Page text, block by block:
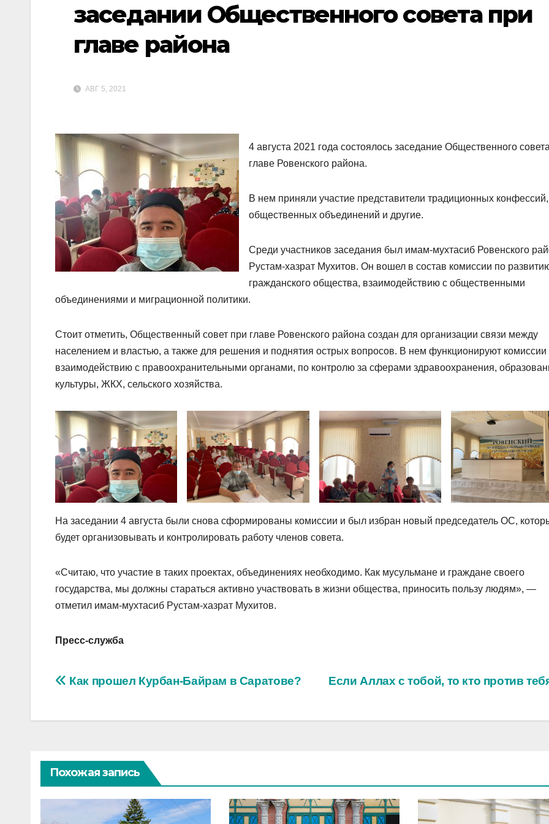
заседании Общественного совета при
главе района
АВГ 5, 2021
4 августа 2021 года состоялось заседание Общественного
главе Ровенского района.
В нем приняли участие представители традиционных конфессий,
общественных объединений и другие.
Среди участников заседания был имам-мухтасиб Ровенского
Рустам-хазрат Мухитов. Он вошел в состав комиссии по
гражданского общества, взаимодействию с общественными
объединениями и миграционной политики.
Стоит отметить, Общественный совет при главе Ровенского района создан для организации связи между
населением и властью, а также для решения и поднятия острых вопросов. В нем функционируют комиссии
взаимодействию с правоохранительными органами, по контролю за сферами здравоохранения,
культуры, ЖКХ, сельского хозяйства.
На заседании 4 августа были снова сформированы комиссии и был избран новый председатель ОС,
будет организовывать и контролировать работу членов совета.
«Считаю, что участие в таких проектах, объединениях необходимо. Как мусульмане и граждане своего
государства, мы должны стараться активно участвовать в жизни общества, приносить пользу людям», —
отметил имам-мухтасиб Рустам-хазрат Мухитов.
Пресс-служба
Навигация
Если Аллах с тобой, то кто против
Как прошел Курбан-Байрам в Саратове?
Похожая запись